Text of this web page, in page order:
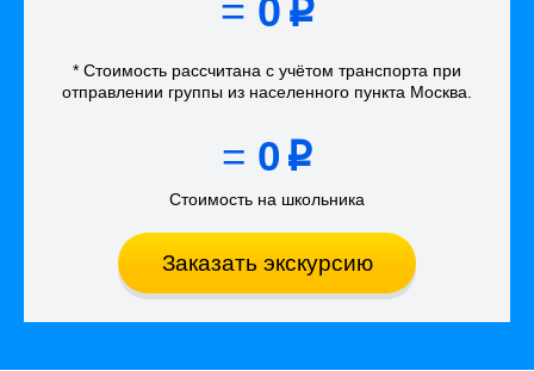
= 0 p
* Стоимость рассчитана с учётом транспорта при
отправлении группы из населенного пункта Москва
= 0 p
Стоимость на школьника
Заказать экскурсию